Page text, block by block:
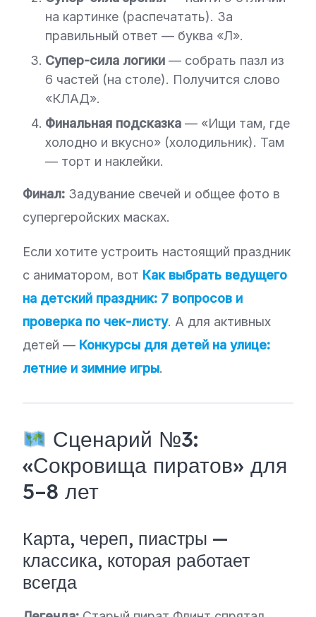
на картинке (распечатать). За
правильный ответ — буква «Л».
Супер-сила логики — собрать пазл из
6 частей (на столе). Получится слово
«КЛАД».
Финальная подсказка — «Ищи там, где
холодно и вкусно» (холодильник). Там
— торт и наклейки.
Финал: Задувание свечей и общее фото в
супергеройских масках.
Если хотите устроить настоящий праздник
с аниматором, вот Как выбрать ведущего
на детский праздник: 7 вопросов и
проверка по чек-листу. А для активных
детей — Конкурсы для детей на улице:
летние и зимние игры.
Сценарий №3:
«Сокровища пиратов» для
5–8 лет
Карта, череп, пиастры —
классика, которая работает
всегда